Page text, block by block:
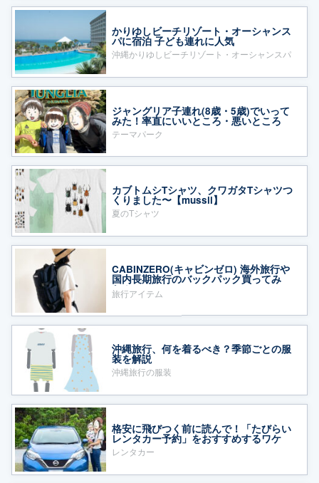
かりゆしビーチリゾート・オーシャンス
パに宿泊 子ども連れに人気
沖縄かりゆしビーチリゾート・オーシャンスパ
ジャングリア子連れ(8歳・5歳)でいって
みた！率直にいいところ・悪いところ
テーマパーク
カブトムシTシャツ、クワガタTシャツつ
くりました〜【mussii】
夏のTシャツ
CABINZERO(キャビンゼロ) 海外旅行や
国内長期旅行のバックパック買ってみ
た！
旅行アイテム
沖縄旅行、何を着るべき？季節ごとの服
装を解説
沖縄旅行の服装
格安に飛びつく前に読んで！「たびらい
レンタカー予約」をおすすめするワケ
レンタカー